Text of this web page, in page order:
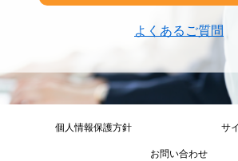
よくあるご質問
個人情報保護方針 サ
お問い合わせ